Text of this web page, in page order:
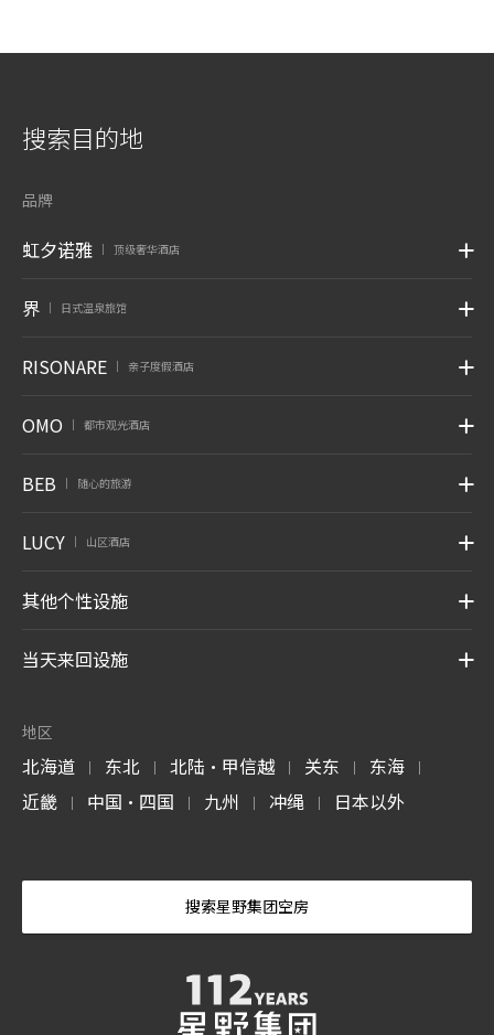
搜索目的地
品牌
虹夕诺雅 顶级奢华酒店
界 日式温泉旅馆
RISONARE 亲子度假酒店
OMO 都市观光酒店
BEB 随心的旅游
LUCY 山区酒店
其他个性设施
当天来回设施
地区
北海道 | 东北 | 北陆・甲信越 | 关东 | 东海 |
近畿 | 中国・四国 | 九州 | 冲绳 | 日本以外
搜索星野集团空房